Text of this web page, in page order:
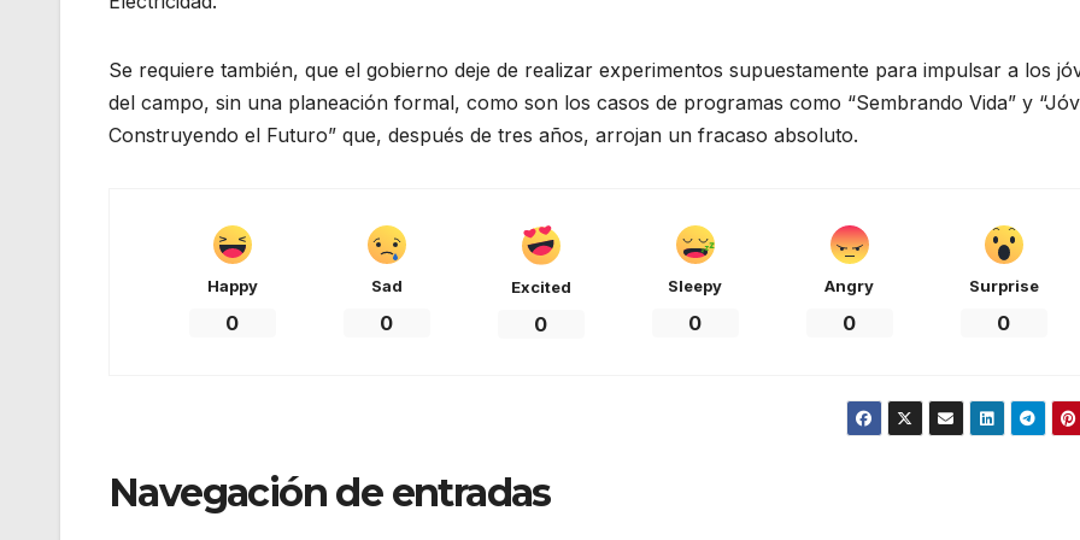
Se requiere también, que el gobierno deje de realizar experimentos supuestamente para impulsar a los
del campo, sin una planeación formal, como son los casos de programas como “Sembrando Vida” y
Construyendo el Futuro” que, después de tres años, arrojan un fracaso absoluto.
Happy
0
Sad
0
Excited
0
Sleepy
0
Angry
0
Surprise
0
Navegación de entradas